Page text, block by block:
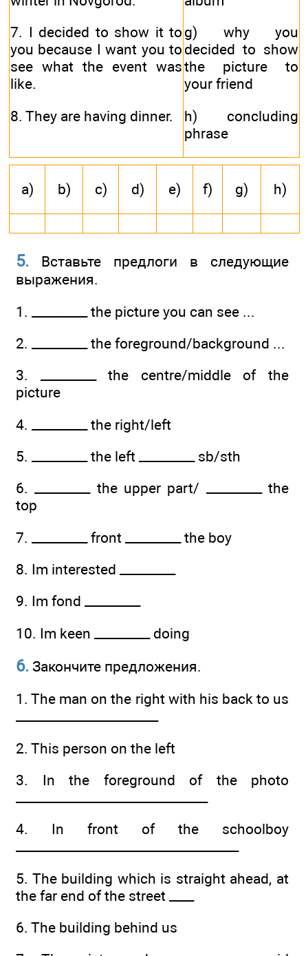
7. I decided to show it to
you because I want you to
see what the event was
like.
8. They are having dinner.
g) why you
decided to show
the picture to
your friend
h) concluding
phrase
a) b) c) d) e) f) g) h)
5. Вставьте предлоги в следующие
выражения.
1. _________ the picture you can see ...
2. _________ the foreground/background ...
3. _________ the centre/middle of the
picture
4. _________ the right/left
5. _________ the left _________ sb/sth
6. _________ the upper part/ _________ the
top
7. _________ front _________ the boy
8. Im interested _________
9. Im fond _________
10. Im keen _________ doing
6. Закончите предложения.
1. The man on the right with his back to us
_______________________
2. This person on the left
3. In the foreground of the photo
4. In front of the schoolboy
________________­____________________
5. The building which is straight ahead, at
the far end of the street ____
6. The building behind us